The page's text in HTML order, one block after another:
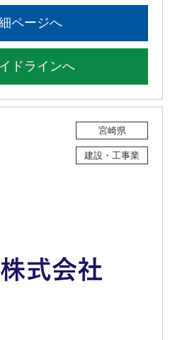
ページへ
ドラインへ
宮崎県
建設・工事業